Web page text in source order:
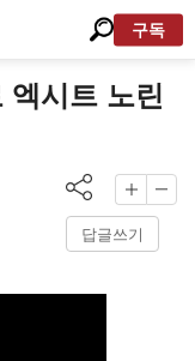
구독
엑시트 노린
답글쓰기